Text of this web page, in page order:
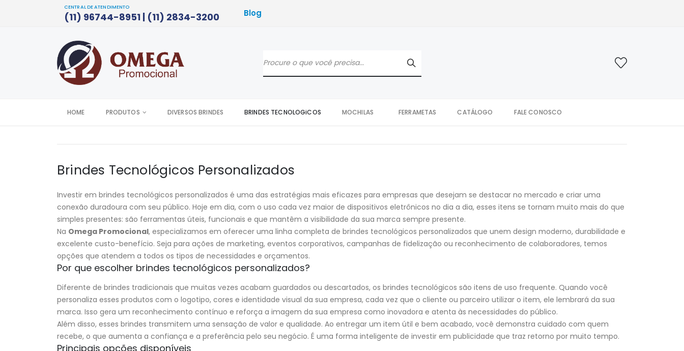
CENTRAL DE ATENDIMENTO
(11) 96744-8951 | (11) 2834-3200 Blog
HOME PRODUTOS DIVERSOS BRINDES BRINDES TECNOLOGiCOS MOCHILAS FERRAMETAS CATÁLOGO FALE CONOSCO
Brindes Tecnológicos Personalizados
Investir em brindes tecnológicos personalizados é uma das estratégias mais eficazes para empresas que desejam se destacar no mercado e criar uma
conexão duradoura com seu público. Hoje em dia, com o uso cada vez maior de dispositivos eletrônicos no dia a dia, esses itens se tornam muito mais do que
simples presentes: são ferramentas úteis, funcionais e que mantêm a visibilidade da sua marca sempre presente.
Na Omega Promocional, especializamos em oferecer uma linha completa de brindes tecnológicos personalizados que unem design moderno, durabilidade e
excelente custo-benefício. Seja para ações de marketing, eventos corporativos, campanhas de fidelização ou reconhecimento de colaboradores, temos
opções que atendem a todos os tipos de necessidades e orçamentos.
Por que escolher brindes tecnológicos personalizados?
Diferente de brindes tradicionais que muitas vezes acabam guardados ou descartados, os brindes tecnológicos são itens de uso frequente. Quando você
personaliza esses produtos com o logotipo, cores e identidade visual da sua empresa, cada vez que o cliente ou parceiro utilizar o item, ele lembrará da sua
marca. Isso gera um reconhecimento contínuo e reforça a imagem da sua empresa como inovadora e atenta às necessidades do público.
Além disso, esses brindes transmitem uma sensação de valor e qualidade. Ao entregar um item útil e bem acabado, você demonstra cuidado com quem
recebe, o que aumenta a confiança e a preferência pelo seu negócio. É uma forma inteligente de investir em publicidade que traz retorno por muito tempo.
Principais opções disponíveis